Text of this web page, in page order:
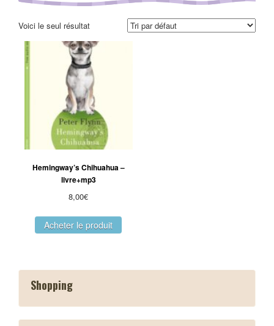
Voici le seul résultat
Hemingway’s Chihuahua –
livre+mp3
8,00€
Acheter le produit
Shopping